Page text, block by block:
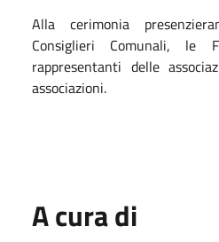
Alla cerimonia
Consiglieri Comunali, le
rappresentanti delle
associazioni.
A cura di